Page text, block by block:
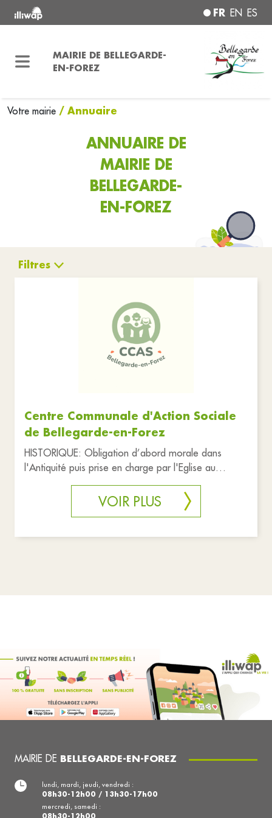
FR EN ES
MAIRIE DE BELLEGARDE-
EN-FOREZ
Votre mairie / Annuaire
ANNUAIRE DE
MAIRIE DE
BELLEGARDE-
EN-FOREZ
Filtres
Santé et solidarité
Transport
Centre Communale d'Action Sociale
de Bellegarde-en-Forez
HISTORIQUE: Obligation d’abord morale dans
l'Antiquité puis prise en charge par l'Eglise au
VOIR PLUS
MAIRIE DE BELLEGARDE-EN-FOREZ
lundi, mardi, jeudi, vendredi :
08h30-12h00 / 13h30-17h00
mercredi, samedi :
08h30-12h00